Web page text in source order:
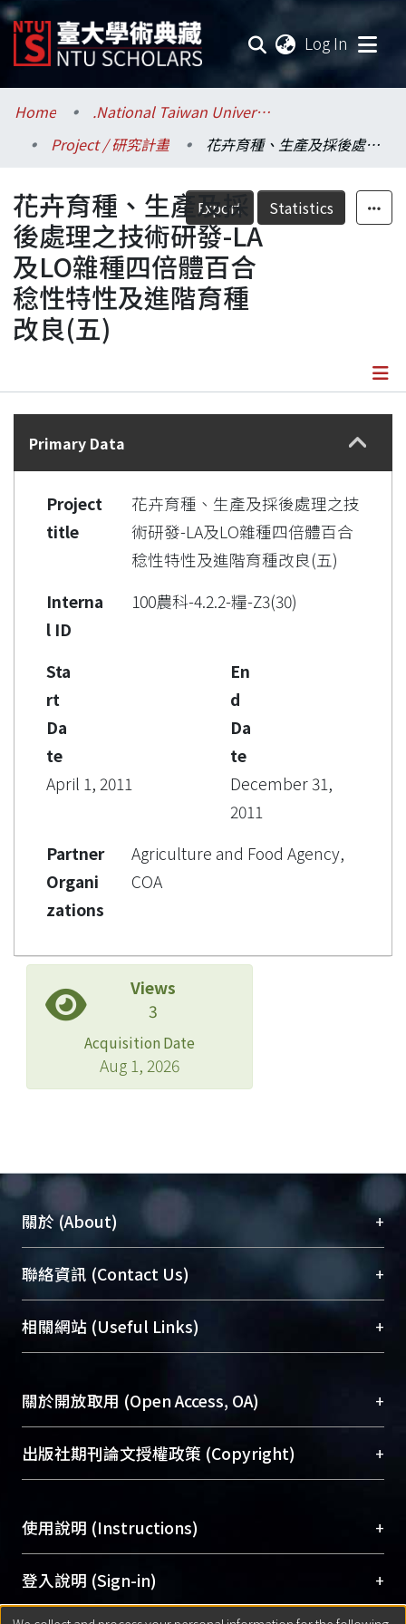
Log In
Communities & Collections
Research Outputs
Fundings & Projects
Researchers
Organizations
Statistics
Home
.National Taiwan University / 國立臺灣大學
Project / 研究計畫
花卉育種、生產及採後處理之技術研發-LA及LO雜種四倍體百合稔性特性及進階育種改良(五)
Export Statistics
花卉育種、生產及採
後處理之技術研發-LA
及LO雜種四倍體百合
稔性特性及進階育種
改良(五)
Details
Primary Data
Project
title
花卉育種、生產及採後處理之技
術研發-LA及LO雜種四倍體百合
稔性特性及進階育種改良(五)
Interna
l ID
100農科-4.2.2-糧-Z3(30)
Sta
rt
Da
te
April 1, 2011
En
d
Da
te
December 31,
2011
Partner
Organi
zations
Agriculture and Food Agency,
COA
Views
3
Acquisition Date
Aug 1, 2026
關於 (About) +
臺大位居世界頂尖大學之列，為永久珍藏及向國際
展現本校豐碩的研究成果及學術能量，圖書館整合
機構典藏（NTUR）與學術庫（AH）不同功能平
台，成為臺大學術典藏NTU scholars。期能整合研
成果。
To permanently archive and promote researcher
profiles and scholarly works, Library integrates the
services of “NTU Repository” with “Academic
聯絡資訊 (Contact Us) +
總館學科館員(Main Library)
醫學圖書館學科館員(Medical Library)
Sciences Library)
相關網站 (Useful Links) +
關於開放取用 (Open Access, OA) +
開放取用是從使用者角度提升資訊取用性的社會運
動，應用在學術研究上是透過將研究著作公開供使
用逐年攀升。同時可加速研究發展、提升研究影響
Archive）平台。 （點選深入了解OA）
出版社期刊論文授權政策 (Copyright) +
含部分內容的版權非匯入者所有，或由第三方贊
助與合作完成，請確認該版權所有者及第三方同
意提供此授權。
Please represent that the submission is your
使用說明 (Instructions) +
網站簡介(Quickstart Guide)
使用手冊(Instruction Manual)
登入說明 (Sign-in) +